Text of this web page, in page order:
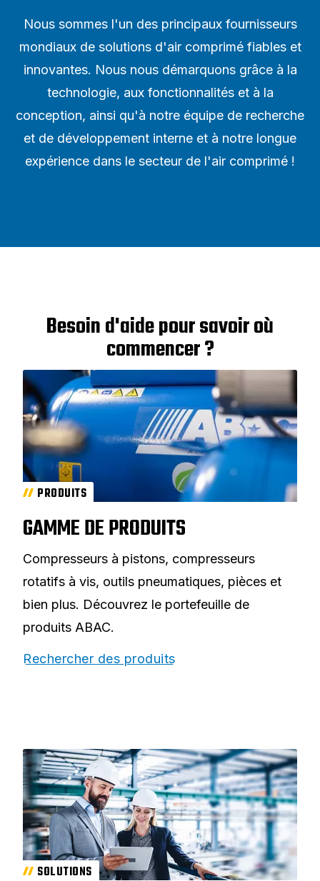
Nous sommes l'un des principaux fournisseurs
mondiaux de solutions d'air comprimé fiables et
innovantes. Nous nous démarquons grâce à la
technologie, aux fonctionnalités et à la
conception, ainsi qu'à notre équipe de recherche
et de développement interne et à notre longue
expérience dans le secteur de l'air comprimé !
Besoin d'aide pour savoir où
commencer ?
PRODUITS
GAMME DE PRODUITS
Compresseurs à pistons, compresseurs
rotatifs à vis, outils pneumatiques, pièces et
bien plus. Découvrez le portefeuille de
produits ABAC.
Rechercher des produits
SOLUTIONS